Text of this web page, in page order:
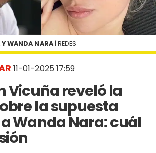
11-01-2025 17:59
Vicuña reveló la
la supuesta
Wanda Nara: cuál
WANDA NARA | REDES